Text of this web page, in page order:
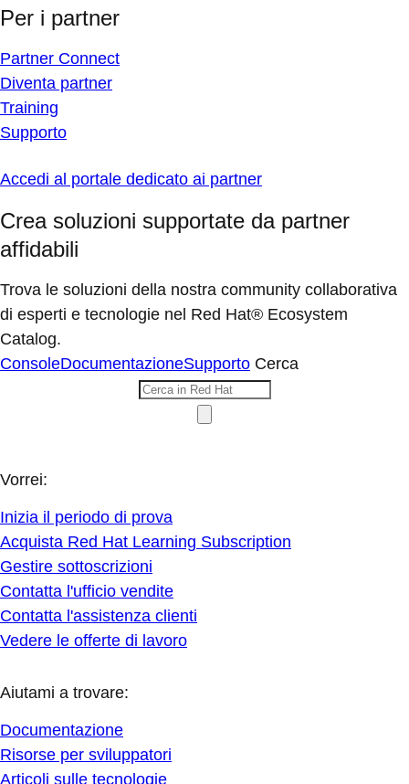
Per i partner
Partner Connect
Diventa partner
Training
Supporto
Accedi al portale dedicato ai partner
Crea soluzioni supportate da partner
affidabili
Trova le soluzioni della nostra community collaborativa
di esperti e tecnologie nel Red Hat® Ecosystem
Catalog.
ConsoleDocumentazioneSupporto Cerca
Vorrei:
Inizia il periodo di prova
Acquista Red Hat Learning Subscription
Gestire sottoscrizioni
Contatta l'ufficio vendite
Contatta l'assistenza clienti
Vedere le offerte di lavoro
Aiutami a trovare:
Documentazione
Risorse per sviluppatori
Articoli sulle tecnologie